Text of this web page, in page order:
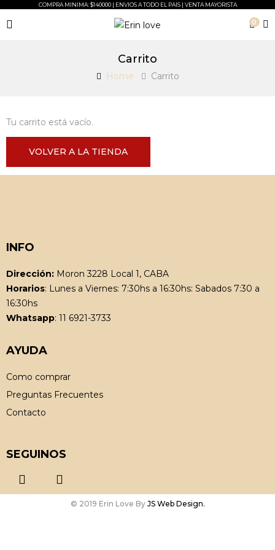
COMPRA MINIMA: $140000 | ENVIOS A TODO EL PAIS | VENTA MAYORISTA
0
Carrito
Home Carrito
Tu carrito está vacío.
VOLVER A LA TIENDA
INFO
Dirección: Moron 3228 Local 1, CABA
Horarios: Lunes a Viernes: 7:30hs a 16:30hs: Sabados 7:30 a
16:30hs
Whatsapp: 11 6921-3733
AYUDA
Como comprar
Preguntas Frecuentes
Contacto
SEGUINOS
© 2019 Erin Love By JS Web Design.